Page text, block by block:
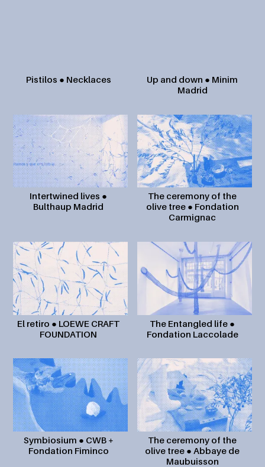
Pistilos ● Necklaces
Up and down ● Minim
Madrid
Intertwined lives ●
Bulthaup Madrid
The ceremony of the
olive tree ● Fondation
Carmignac
El retiro ● LOEWE CRAFT
FOUNDATION
The Entangled life ●
Fondation Laccolade
Symbiosium ● CWB +
Fondation Fiminco
The ceremony of the
olive tree ● Abbaye de
Maubuisson